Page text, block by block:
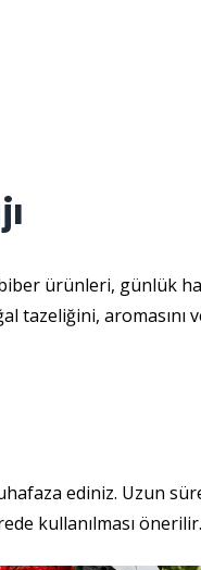
biber ürünleri, günlük
tazeliğini, aromasını
ediniz. Uzun
kullanılması önerilir.